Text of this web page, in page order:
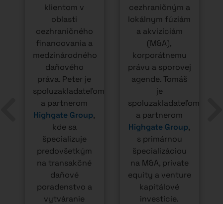
právnych
štruktúr pre
slovenských a
medzinárodných
klientov aj v
oblasti M&A,
private equity aj
venture
kapitálových
investícií. Radí
tiež klientom pri
nastavovaní
slovenských aj
cezhraničných
investičných
fondov a
zastupuje
prax s
transakčným
právnym
poradenstvom,
kedy
vystupoval ako
právny poradca
zastupujúci
predávajúcich
ako aj
kupujúcich
(investorov) pri
viac ako 120
transakciách na
slovenskom
trhu. Klientom
tiež radí pri